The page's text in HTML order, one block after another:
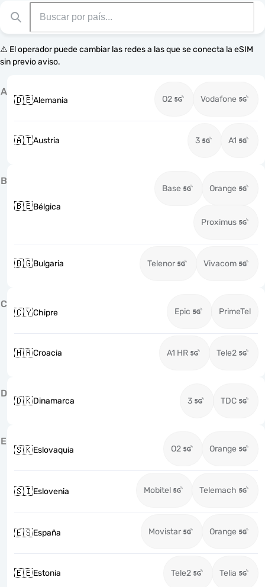
⚠️ El operador puede cambiar las redes a las que se conecta la eSIM
sin previo aviso.
A
🇩🇪Alemania O2 Vodafone
🇦🇹Austria 3 A1
B
🇧🇪Bélgica
Base Orange
Proximus
🇧🇬Bulgaria Telenor Vivacom
C
🇨🇾Chipre Epic PrimeTel
🇭🇷Croacia A1 HR Tele2
D
🇩🇰Dinamarca 3 TDC
E
🇸🇰Eslovaquia O2 Orange
🇸🇮Eslovenia Mobitel Telemach
🇪🇸España Movistar Orange
🇪🇪Estonia Tele2 Telia